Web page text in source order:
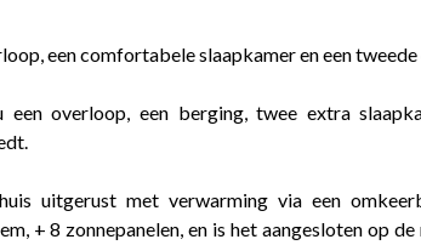
een comfortabele slaapkamer en een
overloop, een berging, twee extra
uitgerust met verwarming via een
+ 8 zonnepanelen, en is het aangesloten op